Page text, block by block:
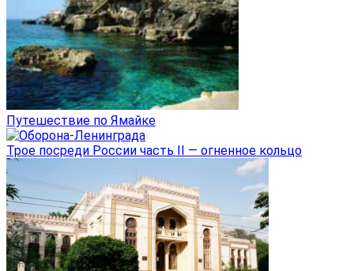
Путешествие по Ямайке
Трое посреди России часть II — огненное кольцо